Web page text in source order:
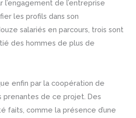
l’engagement de l’entreprise
les profils dans son
salariés en parcours, trois sont
des hommes de plus de
enfin par la coopération de
prenantes de ce projet. Des
faits, comme la présence d’une